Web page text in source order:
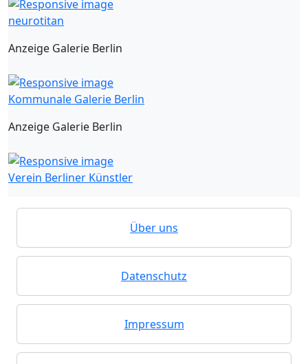
neurotitan
Anzeige Galerie Berlin
Kommunale Galerie Berlin
Anzeige Galerie Berlin
Verein Berliner Künstler
Über uns
Datenschutz
Impressum